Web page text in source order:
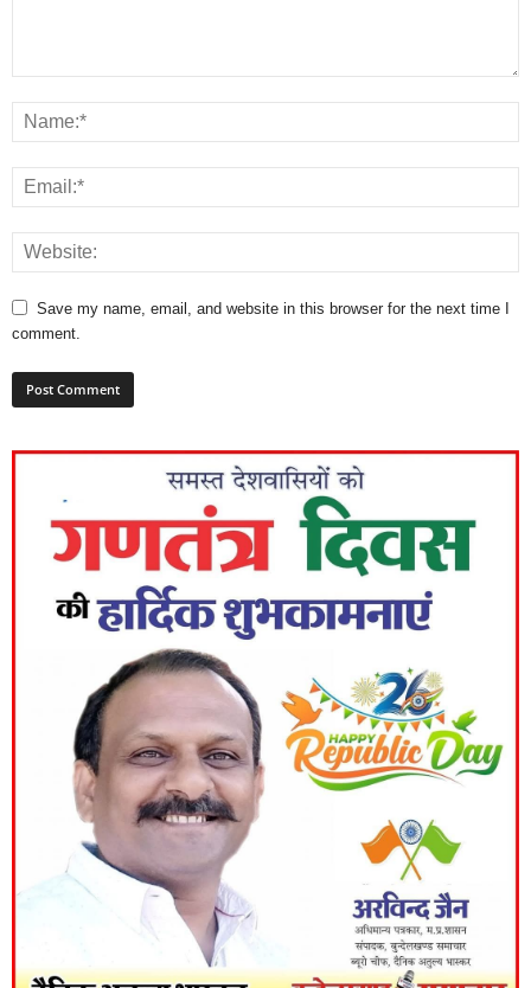
Save my name, email, and website in this browser for the next time I
comment.